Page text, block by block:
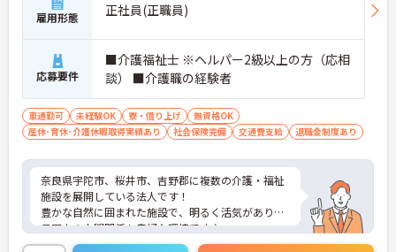
雇用形態 正社員(正職員)
応募要件
■介護福祉士 ※ヘルパー2級以上の方（応相
談） ■介護職の経験者
車通勤可 未経験OK 寮・借り上げ
無資格OK
産休･育休･介護休暇取得実績あり
社会保険完備 交通費支給 退職金制度あり
奈良県宇陀市、桜井市、吉野郡に複数の介護・福祉
施設を展開している法人です！
豊かな自然に囲まれた施設で、明るく活気があり職
員同士の人間関係も良好な環境です♪
勤務時間は相談可能です。